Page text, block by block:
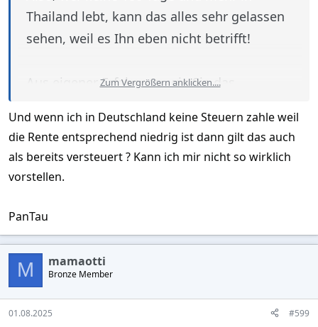
Thailand lebt, kann das alles sehr gelassen
sehen, weil es Ihn eben nicht betrifft!
Aus eigener Erfahrung, wie Sie das
Du musst ein Bankstatement, von Deiner
Bank vorlegen, und zwar vom 1 Januar bis
Dort sind eben alle Überweisungen aus dem
Ausland ersichtlich, und die werden eben,
nach Abzug der Freibeträge, versteuert.
Zum Vergrößern anklicken....
Und wenn ich in Deutschland keine Steuern zahle weil
die Rente entsprechend niedrig ist dann gilt das auch
als bereits versteuert ? Kann ich mir nicht so wirklich
vorstellen.
PanTau
M mamaotti
Bronze Member
01.08.2025 #599